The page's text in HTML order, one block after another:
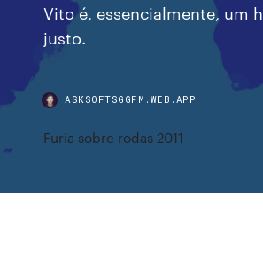
Vito é, essencialmente, um
justo.
ASKSOFTSGGFM.WEB.APP
Furia sobre rodas 2011